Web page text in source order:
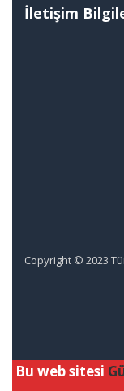
İletişim
Copyright © 2023
Bu web sitesi